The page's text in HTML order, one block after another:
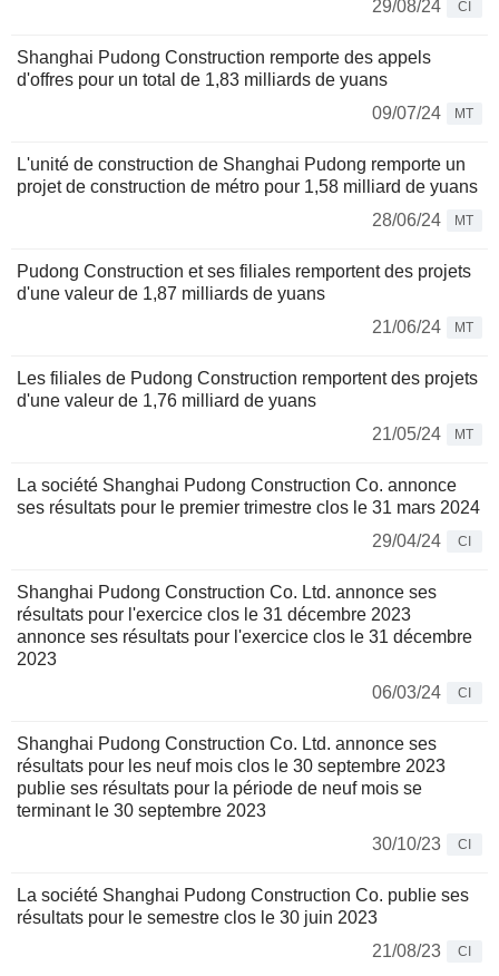
29/08/24
CI
Shanghai Pudong Construction remporte des appels
d'offres pour un total de 1,83 milliards de yuans
09/07/24
MT
L'unité de construction de Shanghai Pudong remporte un
projet de construction de métro pour 1,58 milliard de yuans
28/06/24
MT
Pudong Construction et ses filiales remportent des projets
d'une valeur de 1,87 milliards de yuans
21/06/24
MT
Les filiales de Pudong Construction remportent des projets
d'une valeur de 1,76 milliard de yuans
21/05/24
MT
La société Shanghai Pudong Construction Co. annonce
ses résultats pour le premier trimestre clos le 31 mars 2024
29/04/24
CI
Shanghai Pudong Construction Co. Ltd. annonce ses
résultats pour l'exercice clos le 31 décembre 2023
annonce ses résultats pour l'exercice clos le 31 décembre
2023
06/03/24
CI
Shanghai Pudong Construction Co. Ltd. annonce ses
résultats pour les neuf mois clos le 30 septembre 2023
publie ses résultats pour la période de neuf mois se
terminant le 30 septembre 2023
30/10/23
CI
La société Shanghai Pudong Construction Co. publie ses
résultats pour le semestre clos le 30 juin 2023
21/08/23
CI